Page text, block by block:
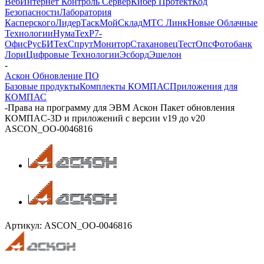
БезопасностиЛаборатория
КасперскогоЛидерТаскМойСкладМТС ЛинкНовые Облачные
ТехнологииНумаТехР7-
ОфисРусБИТехСпрутМониторСтахановецТестОпсФотобанк
ЛориЦифровые ТехнологииЭсбордЭшелон
-
Аскон Обновление ПО
Базовые продуктыКомплекты КОМПАСПриложения для
КОМПАС
-Права на программу для ЭВМ Аскон Пакет обновления
КОМПAС-3D и приложений с версии v19 до v20
ASCON_ОО-0046816
Артикул: ASCON_ОО-0046816